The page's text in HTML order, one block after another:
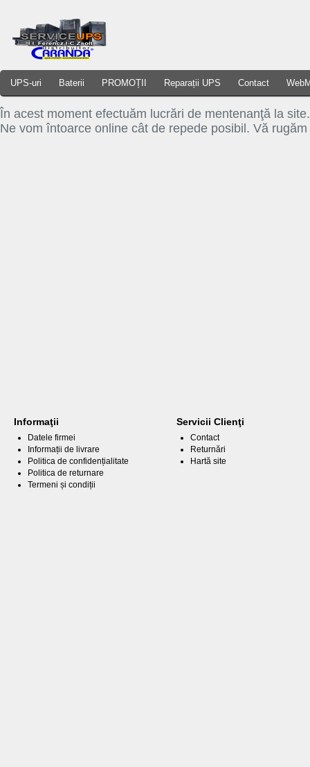
UPS-uri Baterii PROMOȚII Reparații UPS Contact
În acest moment efectuăm lucrări de mentenanţă la site.
Ne vom întoarce online cât de repede posibil. Vă
Informaţii
Datele firmei
Informații de livrare
Politica de confidențialitate
Politica de returnare
Termeni și condiții
Servicii Clienţi
Contact
Returnări
Hartă site